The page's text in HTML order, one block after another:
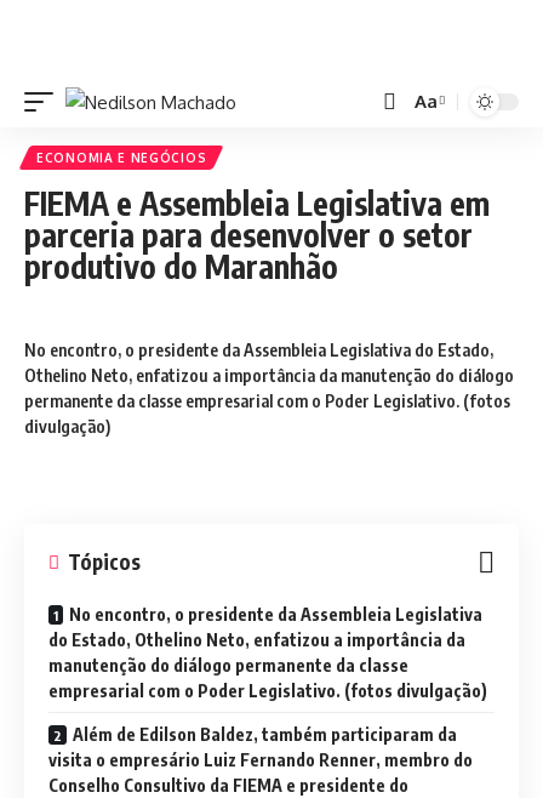
Aa
ECONOMIA E NEGÓCIOS
FIEMA e Assembleia Legislativa em
parceria para desenvolver o setor
produtivo do Maranhão
No encontro, o presidente da Assembleia Legislativa do Estado,
Othelino Neto, enfatizou a importância da manutenção do diálogo
permanente da classe empresarial com o Poder Legislativo. (fotos
divulgação)
Tópicos
No encontro, o presidente da Assembleia Legislativa
do Estado, Othelino Neto, enfatizou a importância da
manutenção do diálogo permanente da classe
empresarial com o Poder Legislativo. (fotos divulgação)
Além de Edilson Baldez, também participaram da
visita o empresário Luiz Fernando Renner, membro do
Conselho Consultivo da FIEMA e presidente do